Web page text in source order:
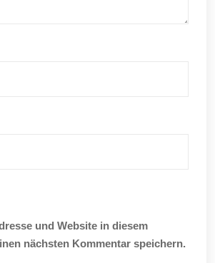
und Website in diesem
nächsten Kommentar speichern.